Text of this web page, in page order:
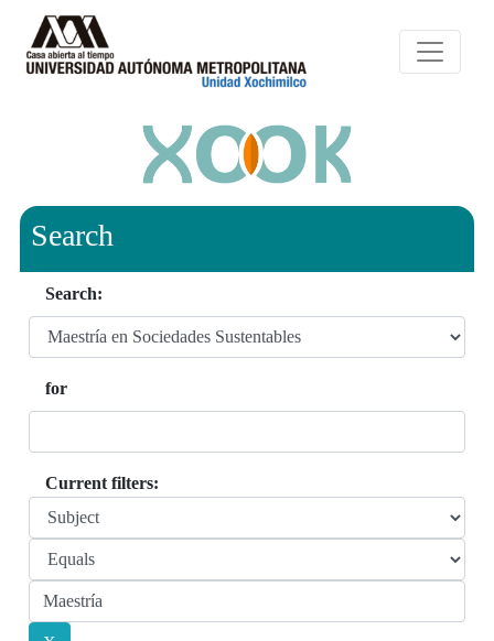
Search
Search:
for
Current filters: